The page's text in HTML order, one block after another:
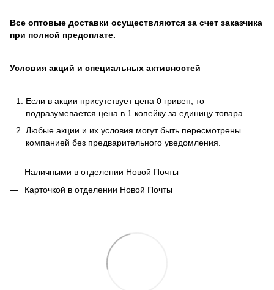
Все оптовые доставки осуществляются за счет заказчика
при полной предоплате.
Условия акций и специальных активностей
Если в акции присутствует цена 0 гривен, то
подразумевается цена в 1 копейку за единицу товара.
Любые акции и их условия могут быть пересмотрены
компанией без предварительного уведомления.
Наличными в отделении Новой Почты
Карточкой в отделении Новой Почты